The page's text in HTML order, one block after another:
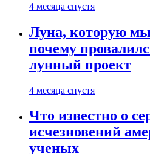
4 месяца спустя
Луна, которую
почему
лунный проект
4 месяца спустя
Что известно о
исчезновений
ученых